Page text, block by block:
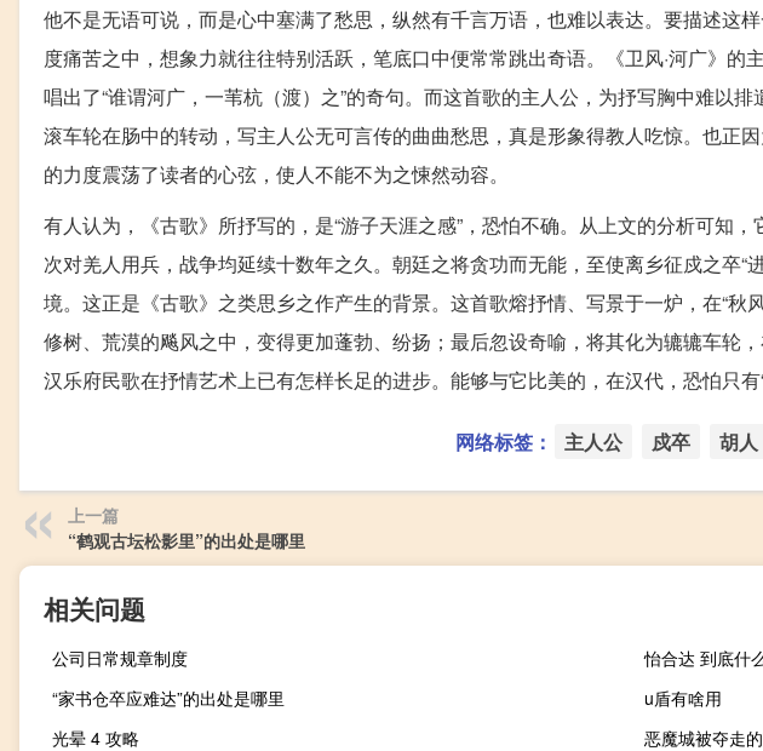
他不是无语可说，而是心中塞满了愁思，纵然有千言万语，也难以表达。要描述这
度痛苦之中，想象力就往往特别活跃，笔底口中便常常跳出奇语。《卫风·河广》
唱出了“谁谓河广，一苇杭（渡）之”的奇句。而这首歌的主人公，为抒写胸中难以
滚车轮在肠中的转动，写主人公无可言传的曲曲愁思，真是形象得教人吃惊。也正
的力度震荡了读者的心弦，使人不能不为之悚然动容。
有人认为，《古歌》所抒写的，是“游子天涯之感”，恐怕不确。从上文的分析可知
次对羌人用兵，战争均延续十数年之久。朝廷之将贪功而无能，至使离乡征戍之卒“
境。这正是《古歌》之类思乡之作产生的背景。这首歌熔抒情、写景于一炉，在“秋
修树、荒漠的飚风之中，变得更加蓬勃、纷扬；最后忽设奇喻，将其化为辘辘车轮
汉乐府民歌在抒情艺术上已有怎样长足的进步。能够与它比美的，在汉代，恐怕只有
网络标签： 主人公 戍卒 胡人
上一篇
“鹤观古坛松影里”的出处是哪里
相关问题
公司日常规章制度
怡合达 到底什
“家书仓卒应难达”的出处是哪里
u盾有啥用
光晕 4 攻略
恶魔城被夺走